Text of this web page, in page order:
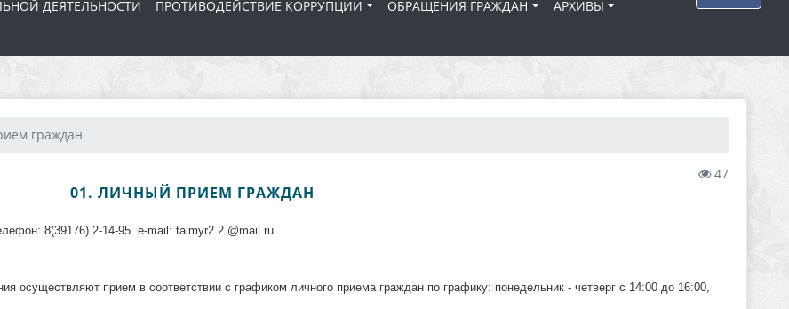
ДЕЯТЕЛЬНОСТИ
ПРОТИВОДЕЙСТВИЕ КОРРУПЦИИ ОБРАЩЕНИЯ ГРАЖДАН
АРХИВЫ
граждан
47
01. ЛИЧНЫЙ ПРИЕМ ГРАЖДАН
8(39176) 2-14-95. e-mail: taimyr2.2.@mail.ru
осуществляют прием в соответствии с графиком личного приема граждан по графику: понедельник - четверг с 14:00 до 16:00,